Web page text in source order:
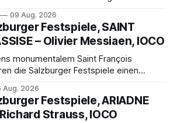
zur neuen Show Circus hebt, erkundet
Frau, wie es ist, wenn der Zirkus ins
09 Aug. 2026
Festspiele, SAINT
– Olivier Messiaen, IOCO
monumentalem Saint François
die Salzburger Festspiele einen
Maxime Pascal entfaltet
eindrucksvoll, Philippe Sly berührt als
Aug. 2026
Festspiele, ARIADNE
Strauss, IOCO